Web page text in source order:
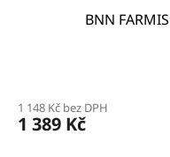
BNN
1 148 Kč bez DPH
1 389 Kč